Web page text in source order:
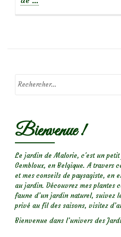
Koelreuteria
Savonnier
lanternes
Bienvenue !
Le jardin de Malorie, c'est un
Gembloux, en Belgique. A travers
et mes conseils de paysagiste, en
au jardin. Découvrez mes plantes
faune d’un jardin naturel, suivez
privé au fil des saisons, visitez
Bienvenue dans l’univers des